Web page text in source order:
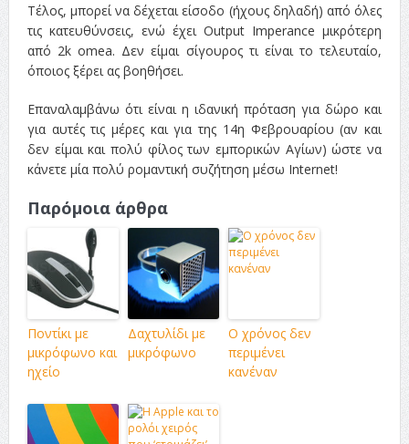
Τέλος, μπορεί να δέχεται είσοδο (ήχους δηλαδή) από όλες
τις κατευθύνσεις, ενώ έχει Output Imperance μικρότερη
από 2k omea. Δεν είμαι σίγουρος τι είναι το τελευταίο,
όποιος ξέρει ας βοηθήσει.
Επαναλαμβάνω ότι είναι η ιδανική πρόταση για δώρο και
για αυτές τις μέρες και για της 14η Φεβρουαρίου (αν και
δεν είμαι και πολύ φίλος των εμπορικών Αγίων) ώστε να
κάνετε μία πολύ ρομαντική συζήτηση μέσω Internet!
Παρόμοια άρθρα
Ποντίκι με
μικρόφωνο και
ηχείο
Δαχτυλίδι με
μικρόφωνο
Ο χρόνος δεν
περιμένει
κανέναν